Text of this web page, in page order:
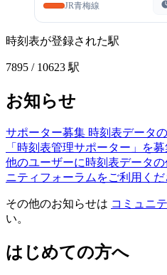
JR青梅線
時刻表が登録された駅
7895 / 10623 駅
お知らせ
サポーター募集 時刻表データ
「時刻表管理サポーター」を募
他のユーザーに時刻表データ
ニティフォーラムをご利用くだ
その他のお知らせは コミュニ
い。
はじめての方へ